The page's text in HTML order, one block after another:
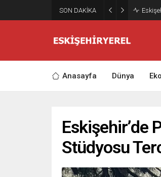
SON DAKİKA
Anasayfa Dünya
Eskişehir’de
Stüdyosu